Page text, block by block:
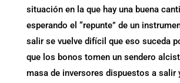
situación en la que hay una buena
esperando el “repunte” de un
salir se vuelve difícil que eso suceda
que los bonos tomen un sendero
masa de inversores dispuestos a salir